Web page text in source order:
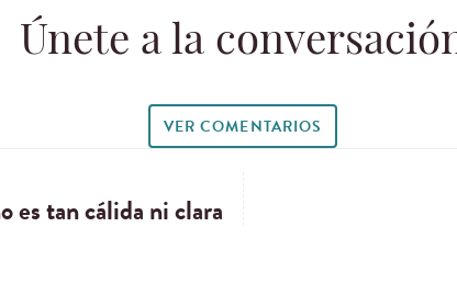
Únete a la
VER COMENTARIOS
es tan cálida ni clara